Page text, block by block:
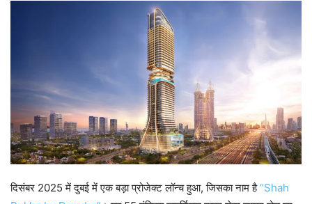
दिसंबर 2025 में दुबई में एक बड़ा प्रोजेक्ट लॉन्च हुआ, जिसका नाम है“Shah